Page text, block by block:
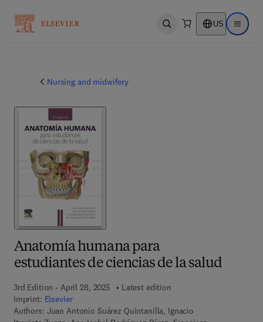
Open search US Open
Nursing and midwifery
Anatomía humana para
estudiantes de ciencias de la salud
3rd Edition - April 28, 2025
Latest edition
Imprint: Elsevier
Authors: Juan Antonio Suárez Quintanilla, Ignacio